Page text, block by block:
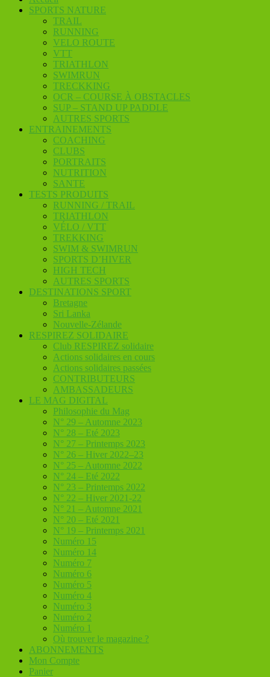
SPORTS NATURE
TRAIL
RUNNING
VELO ROUTE
VTT
TRIATHLON
SWIMRUN
TRECKKING
OCR – COURSE À OBSTACLES
SUP – STAND UP PADDLE
AUTRES SPORTS
ENTRAINEMENTS
COACHING
CLUBS
PORTRAITS
NUTRITION
SANTE
TESTS PRODUITS
RUNNING / TRAIL
TRIATHLON
VÉLO / VTT
TREKKING
SWIM & SWIMRUN
SPORTS D’HIVER
HIGH TECH
AUTRES SPORTS
DESTINATIONS SPORT
Bretagne
Sri Lanka
Nouvelle-Zélande
RESPIREZ SOLIDAIRE
Club RESPIREZ solidaire
Actions solidaires en cours
Actions solidaires passées
CONTRIBUTEURS
AMBASSADEURS
LE MAG DIGITAL
Philosophie du Mag
N° 29 – Automne 2023
N° 28 – Eté 2023
N° 27 – Printemps 2023
N° 26 – Hiver 2022–23
N° 25 – Automne 2022
N° 24 – Eté 2022
N° 23 – Printemps 2022
N° 22 – Hiver 2021-22
N° 21 – Automne 2021
N° 20 – Eté 2021
N° 19 – Printemps 2021
Numéro 15
Numéro 14
Numéro 7
Numéro 6
Numéro 5
Numéro 4
Numéro 3
Numéro 2
Numéro 1
Où trouver le magazine ?
ABONNEMENTS
Mon Compte
Panier